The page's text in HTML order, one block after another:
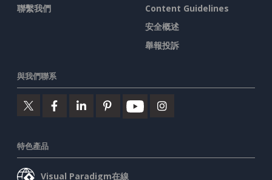
聯繫我們
Content Guidelines
安全概述
舉報投訴
與我們聯系
特色產品
Visual Paradigm在線